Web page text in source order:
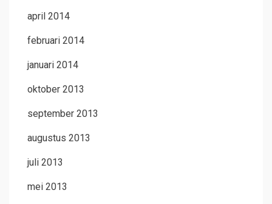
april 2014
februari 2014
januari 2014
oktober 2013
september 2013
augustus 2013
juli 2013
mei 2013